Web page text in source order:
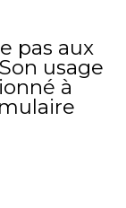
pas aux
usage
à